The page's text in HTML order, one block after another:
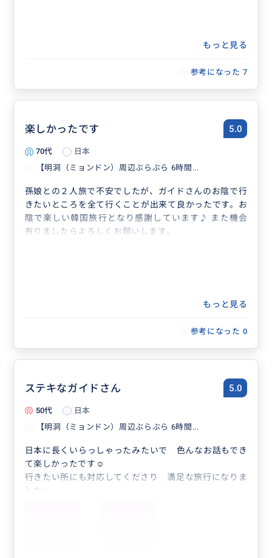
もっと見る
参考になった 7
楽しかったです 5.0
70代
日本
【明洞（ミョンドン）周辺ぶらぶら 6時間...
孫娘との２人旅で不安でしたが、ガイドさんのお陰で行
きたいところを全て行くことが出来て良かったです。お
陰で楽しい韓国旅行となり感謝しています♪ また機会
有りましたらよろしくお願いします。
もっと見る
参考になった 0
ステキなガイドさん 5.0
50代
日本
【明洞（ミョンドン）周辺ぶらぶら 6時間...
日本に長くいらっしゃったみたいで 色んなお話もでき
て楽しかったです☺
行きたい所にも対応してくださり 満足な旅行になりま
した✨